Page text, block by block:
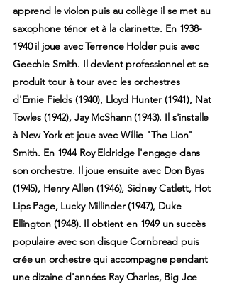
apprend le violon puis au collège il se met au
saxophone ténor et à la clarinette. En 1938-
1940 il joue avec Terrence Holder puis avec
Geechie Smith. Il devient professionnel et se
produit tour à tour avec les orchestres
d'Ernie Fields (1940), Lloyd Hunter (1941), Nat
Towles (1942), Jay McShann (1943). Il s'installe
à New York et joue avec Willie "The Lion"
Smith. En 1944 Roy Eldridge l'engage dans
son orchestre. Il joue ensuite avec Don Byas
(1945), Henry Allen (1946), Sidney Catlett, Hot
Lips Page, Lucky Millinder (1947), Duke
Ellington (1948). Il obtient en 1949 un succès
populaire avec son disque Cornbread puis
crée un orchestre qui accompagne pendant
une dizaine d'années Ray Charles, Big Joe